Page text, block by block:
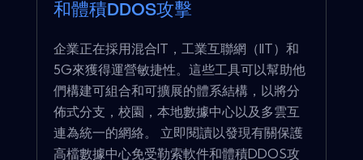
和體積DDOS攻擊
企業正在採用混合IT，工業互聯網（IIT）和
5G來獲得運營敏捷性。這些工具可以幫助他
們構建可組合和可擴展的體系結構，以將分
佈式分支，校園，本地數據中心以及多雲互
連為統一的網絡。 立即閱讀以發現有關保護
高檔數據中心免受勒索軟件和體積DDOS攻